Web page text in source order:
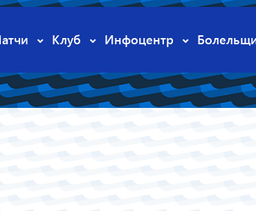
Клуб Инфоцентр